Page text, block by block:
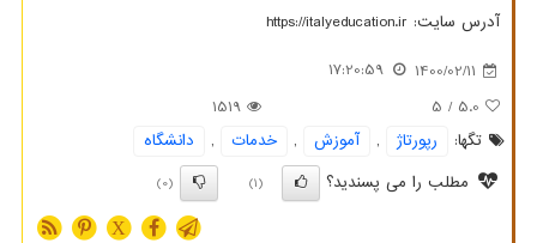
آدرس سایت: https://italyeducation.ir
1400/02/11
17:20:59
5.0
/ 5
1519
تگها:
رپورتاژ , آموزش , خدمات ,
دانشگاه
مطلب را می پسندید؟
(1)
(0)
X